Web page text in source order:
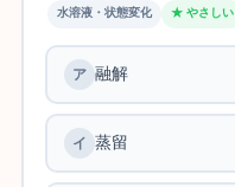
水溶液・状態変化 ★ やさしい
融解
蒸留